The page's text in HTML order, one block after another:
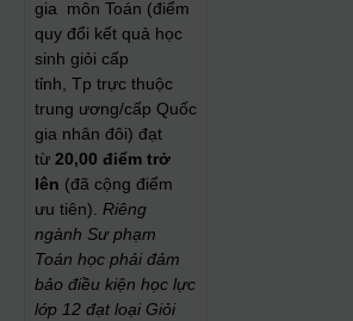
gia môn Toán (điểm
quy đổi kết quả học
sinh giỏi cấp
tỉnh, Tp trực thuộc
trung ương/cấp Quốc
gia nhân đôi) đạt
từ 20,00 điểm trở
lên (đã cộng điểm
ưu tiên). Riêng
ngành Sư phạm
Toán học phải đảm
bảo điều kiện học lực
lớp 12 đạt loại Giỏi